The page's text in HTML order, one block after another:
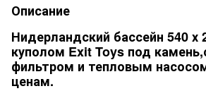
Описание
Нидерландский бассейн 540 х
куполом Exit Toys под
фильтром и тепловым
ценам.